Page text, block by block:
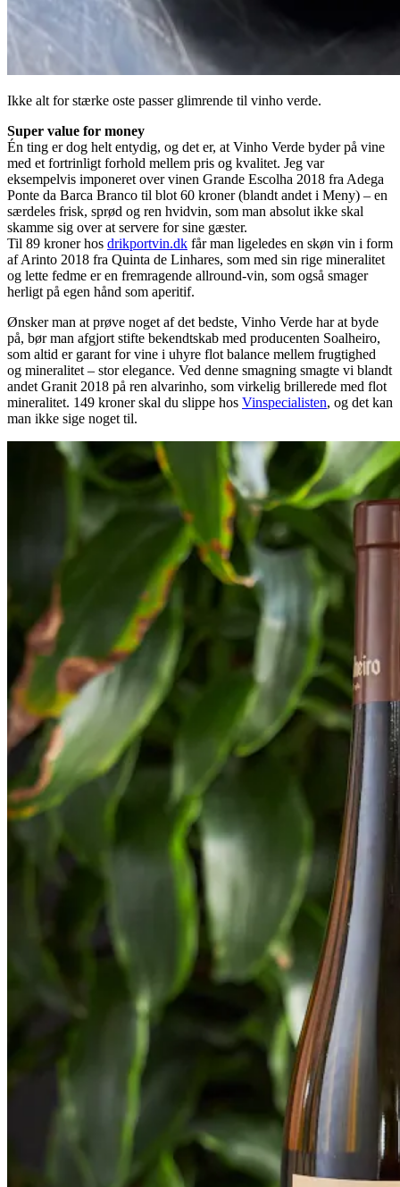
Ikke alt for stærke oste passer glimrende til vinho verde.
Super value for money
Én ting er dog helt entydig, og det er, at Vinho Verde byder på vine
med et fortrinligt forhold mellem pris og kvalitet. Jeg var
eksempelvis imponeret over vinen Grande Escolha 2018 fra Adega
Ponte da Barca Branco til blot 60 kroner (blandt andet i Meny) – en
særdeles frisk, sprød og ren hvidvin, som man absolut ikke skal
skamme sig over at servere for sine gæster.
Til 89 kroner hos drikportvin.dk får man ligeledes en skøn vin i form
af Arinto 2018 fra Quinta de Linhares, som med sin rige mineralitet
og lette fedme er en fremragende allround-vin, som også smager
herligt på egen hånd som aperitif.
Ønsker man at prøve noget af det bedste, Vinho Verde har at byde
på, bør man afgjort stifte bekendtskab med producenten Soalheiro,
som altid er garant for vine i uhyre flot balance mellem frugtighed
og mineralitet – stor elegance. Ved denne smagning smagte vi blandt
andet Granit 2018 på ren alvarinho, som virkelig brillerede med flot
mineralitet. 149 kroner skal du slippe hos Vinspecialisten, og det kan
man ikke sige noget til.